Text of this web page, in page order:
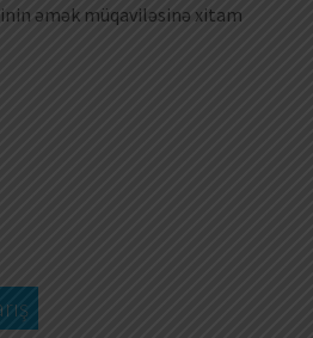
əmək müqaviləsinə xitam